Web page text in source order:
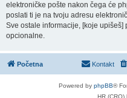
elektroničke pošte nakon čega će
poslati ti je na tvoju adresu
Sve ostale informacije, [koje
opcionalne.
Početna Kontakt
Powered by phpBB®
HR (CRO)